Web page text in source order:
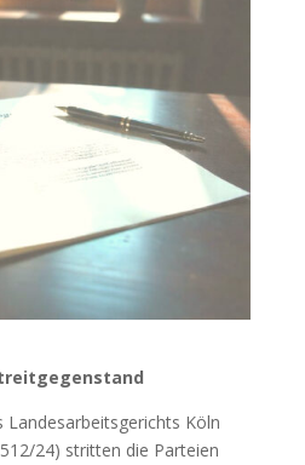
Landesarbeitsgerichts Köln
24) stritten die Parteien